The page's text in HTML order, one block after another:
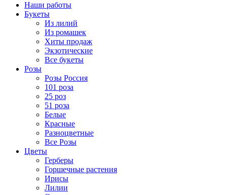
Наши работы
Букеты
Из лилий
Из ромашек
Хиты продаж
Экзотические
Все букеты
Розы
Розы Россия
101 роза
25 роз
51 роза
Белые
Красные
Разноцветные
Все Розы
Цветы
Герберы
Горшечные растения
Ирисы
Лилии